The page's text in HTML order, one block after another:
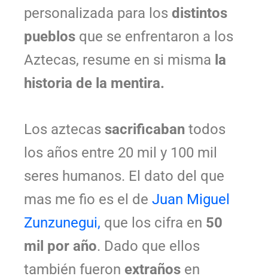
personalizada para los distintos
pueblos que se enfrentaron a los
Aztecas, resume en si misma la
historia de la mentira.
Los aztecas sacrificaban todos
los años entre 20 mil y 100 mil
seres humanos. El dato del que
mas me fio es el de Juan Miguel
Zunzunegui, que los cifra en 50
mil por año. Dado que ellos
también fueron extraños en